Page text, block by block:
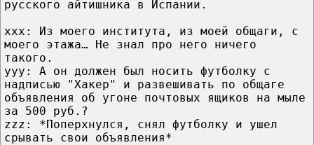
русского айтишника в Испании.
xxx: Из моего института, из моей общаги, с
моего этажа… Не знал про него ничего
такого.
yyy: А он должен был носить футболку с
надписью "Хакер" и развешивать по общаге
объявления об угоне почтовых ящиков на мыле
за 500 руб.?
zzz: *Поперхнулся, снял футболку и ушел
срывать свои объявления*